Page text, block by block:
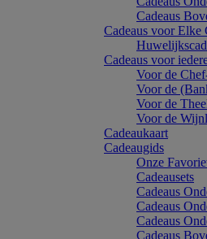
Cadeaus
Cadeaus voor Elke
Cadeaus voor
Voor de
Voor de
Voor de
Voor de
Cadeaukaart
Cadeaugids
Onze
Cadeausets
Cadeaus
Cadeaus
Cadeaus
Cadeaus